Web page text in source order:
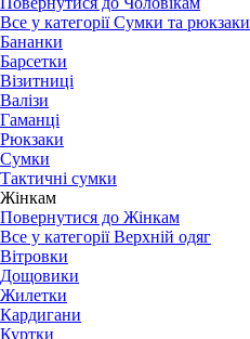
Все у категорії Сумки та рюкзаки
Бананки
Барсетки
Візитниці
Валізи
Гаманці
Рюкзаки
Сумки
Тактичні сумки
Жінкам
Повернутися до Жінкам
Все у категорії Верхній одяг
Вітровки
Дощовики
Жилетки
Кардигани
Куртки